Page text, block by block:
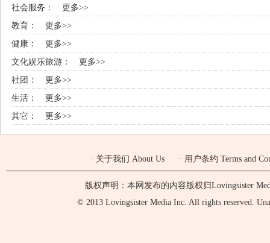
社会服务： 更多>>
教育： 更多>>
健康： 更多>>
文化娱乐旅游： 更多>>
社团： 更多>>
生活： 更多>>
其它： 更多>>
· 关于我们 About Us · 用户条约 Terms and
版权声明：本网发布的内容版权归Lovingsister
© 2013 Lovingsister Media Inc. All rights reserved.